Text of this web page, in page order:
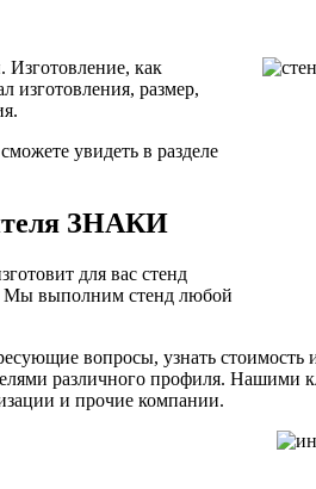
Изготовление, как
изготовления, размер,
увидеть в разделе
ЗНАКИ
для вас стенд
Мы выполним стенд любой
вопросы, узнать стоимость
различного профиля. Нашими
и прочие компании.